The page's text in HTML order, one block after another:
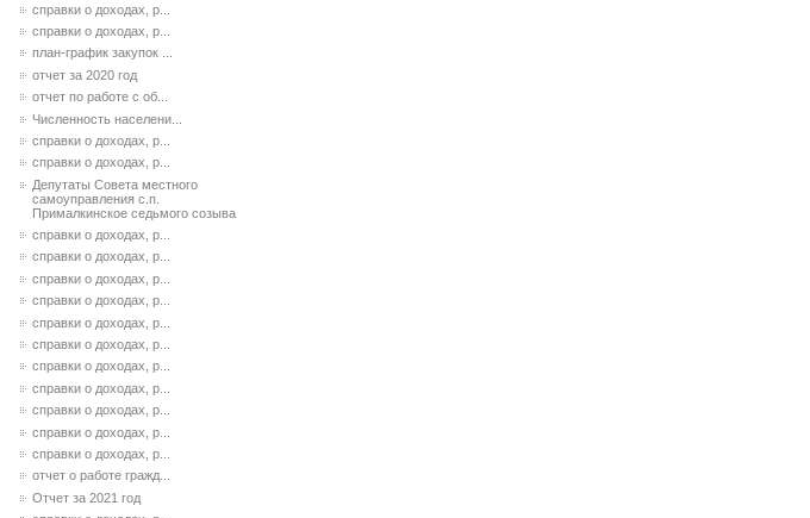
справки о доходах, р...
справки о доходах, р...
план-график закупок ...
отчет за 2020 год
отчет по работе с об...
Численность населени...
справки о доходах, р...
справки о доходах, р...
Депутаты Совета местного
самоуправления с.п.
Прималкинское седьмого созыва
справки о доходах, р...
справки о доходах, р...
справки о доходах, р...
справки о доходах, р...
справки о доходах, р...
справки о доходах, р...
справки о доходах, р...
справки о доходах, р...
справки о доходах, р...
справки о доходах, р...
справки о доходах, р...
отчет о работе гражд...
Отчет за 2021 год